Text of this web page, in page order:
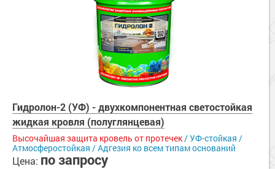
Гидролон-2 (УФ) - двухкомпонентная светостойкая
жидкая кровля (полуглянцевая)
Высочайшая защита кровель от протечек/ УФ-стойкая /
Атмосферостойкая / Адгезия ко всем типам оснований
Цена: по запросу